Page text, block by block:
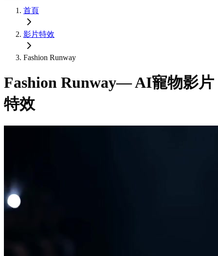
首頁
影片特效
Fashion Runway
Fashion Runway— AI寵物影片
特效